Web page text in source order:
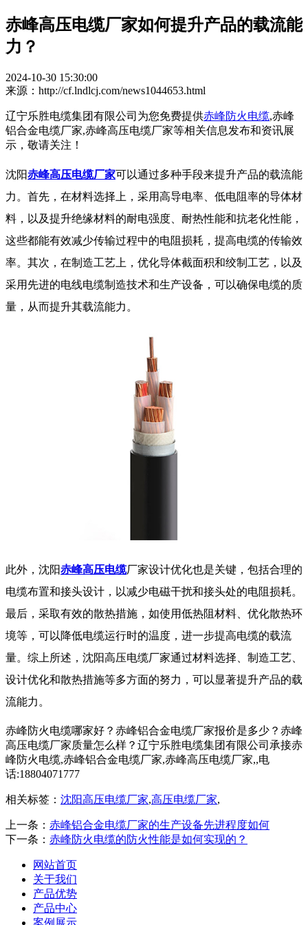
赤峰高压电缆厂家如何提升产品的载流能
力？
2024-10-30 15:30:00
来源：http://cf.lndlcj.com/news1044653.html
辽宁乐胜电缆集团有限公司为您免费提供赤峰防火电缆,赤峰
铝合金电缆厂家,赤峰高压电缆厂家等相关信息发布和资讯展
示，敬请关注！
沈阳赤峰高压电缆厂家可以通过多种手段来提升产品的载流能
力。首先，在材料选择上，采用高导电率、低电阻率的导体材
料，以及提升绝缘材料的耐电强度、耐热性能和抗老化性能，
这些都能有效减少传输过程中的电阻损耗，提高电缆的传输效
率。其次，在制造工艺上，优化导体截面积和绞制工艺，以及
采用先进的电线电缆制造技术和生产设备，可以确保电缆的质
量，从而提升其载流能力。
此外，沈阳赤峰高压电缆厂家设计优化也是关键，包括合理的
电缆布置和接头设计，以减少电磁干扰和接头处的电阻损耗。
最后，采取有效的散热措施，如使用低热阻材料、优化散热环
境等，可以降低电缆运行时的温度，进一步提高电缆的载流
量。综上所述，沈阳高压电缆厂家通过材料选择、制造工艺、
设计优化和散热措施等多方面的努力，可以显著提升产品的载
流能力。
赤峰防火电缆哪家好？赤峰铝合金电缆厂家报价是多少？赤峰
高压电缆厂家质量怎么样？辽宁乐胜电缆集团有限公司承接赤
峰防火电缆,赤峰铝合金电缆厂家,赤峰高压电缆厂家,,电
话:18804071777
相关标签： 沈阳高压电缆厂家,高压电缆厂家,
上一条： 赤峰铝合金电缆厂家的生产设备先进程度如何
下一条： 赤峰防火电缆的防火性能是如何实现的？
网站首页
关于我们
产品优势
产品中心
案例展示